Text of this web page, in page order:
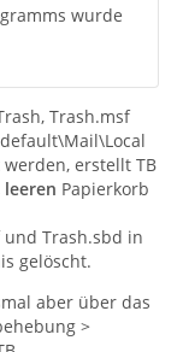
wurde
Trash.msf
erstellt TB
leeren Papierkorb
Trash.sbd in
gelöscht.
aber über das
>